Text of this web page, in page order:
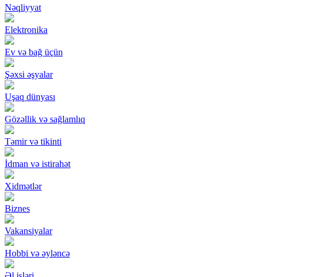
Nəqliyyat
Elektronika
Ev və bağ üçün
Şəxsi əşyalar
Uşaq dünyası
Gözəllik və sağlamlıq
Təmir və tikinti
İdman və istirahət
Xidmətlər
Biznes
Vakansiyalar
Hobbi və əyləncə